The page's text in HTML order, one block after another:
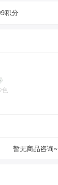
积分
色
暂无商品咨询~